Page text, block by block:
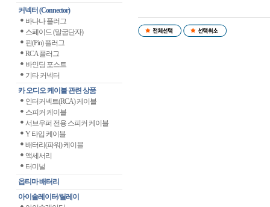
커넥터 (Connector)
바나나 플러그
스페이드 (말굽단자)
핀(Pin) 플러그
RCA 플러그
바인딩 포스트
기타 커넥터
카 오디오 케이블 관련 상품
인터커넥트(RCA) 케이블
스피커 케이블
서브우퍼 전용 스피커 케이블
Y 타입 케이블
배터리(파워) 케이블
액세서리
터미널
옵티마 배터리
아이솔레이터/릴레이